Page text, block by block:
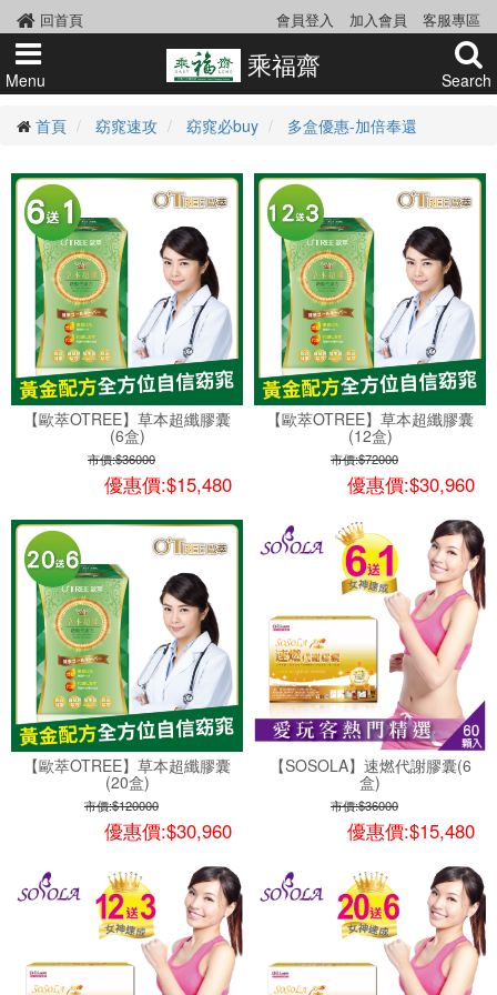
回首頁 會員登入 加入會員 客服專區
Menu 乘福齋 Search
首頁 窈窕速攻 窈窕必buy 多盒優惠-加倍奉還
【歐萃OTREE】草本超纖膠囊
(6盒)
市價:$36000
優惠價:$15,480
【歐萃OTREE】草本超纖膠囊
(12盒)
市價:$72000
優惠價:$30,960
【歐萃OTREE】草本超纖膠囊
(20盒)
市價:$120000
優惠價:$30,960
【SOSOLA】速燃代謝膠囊(6
盒)
市價:$36000
優惠價:$15,480